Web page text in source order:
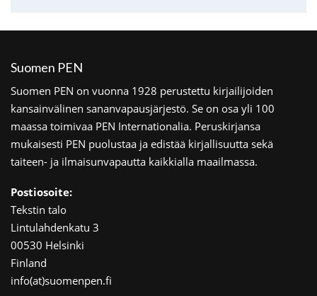
Suomen PEN
Suomen PEN on vuonna 1928 perustettu kirjailijoiden
kansainvälinen sananvapausjärjestö. Se on osa yli 100
maassa toimivaa PEN Internationalia. Peruskirjansa
mukaisesti PEN puolustaa ja edistää kirjallisuutta sekä
taiteen- ja ilmaisunvapautta kaikkialla maailmassa.
Postiosoite:
Tekstin talo
Lintulahdenkatu 3
00530 Helsinki
Finland
info(at)suomenpen.fi